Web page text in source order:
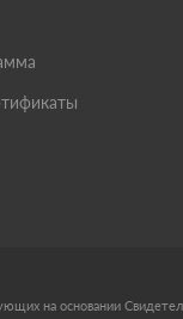
на основании